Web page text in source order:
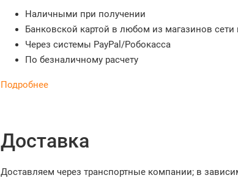
Наличными при получении
Банковской картой в любом из магазинов сети
Через системы PayPal/Робокасса
По безналичному расчету
Подробнее
Доставка
Доставляем через транспортные компании; в